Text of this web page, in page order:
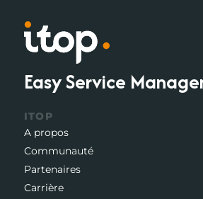
Easy Service
ITOP
A propos
Communauté
Partenaires
Carrière